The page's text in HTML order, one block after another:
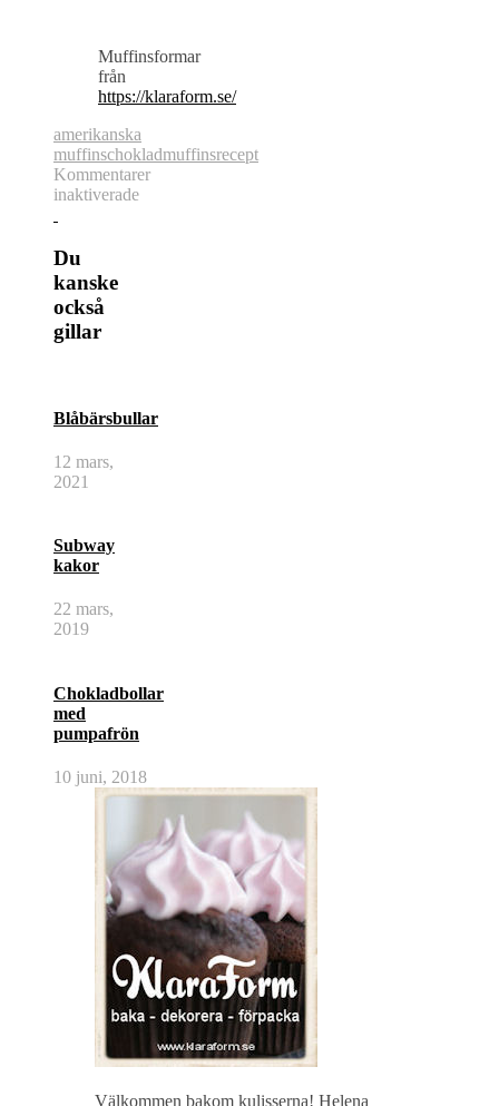
Muffinsformar
från
https://klaraform.se/
amerikanska
muffinschokladmuffinsrecept
Kommentarer
inaktiveradeför
Du
kanske
också
gillar
Blåbärsbullar
12 mars,
2021
Subway
kakor
22 mars,
2019
Chokladbollar
med
pumpafrön
10 juni, 2018
Välkommen bakom kulisserna! Helena